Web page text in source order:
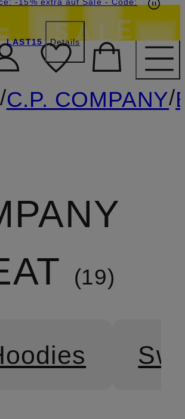
LAST15 Details
/C.P. COMPANY/
19